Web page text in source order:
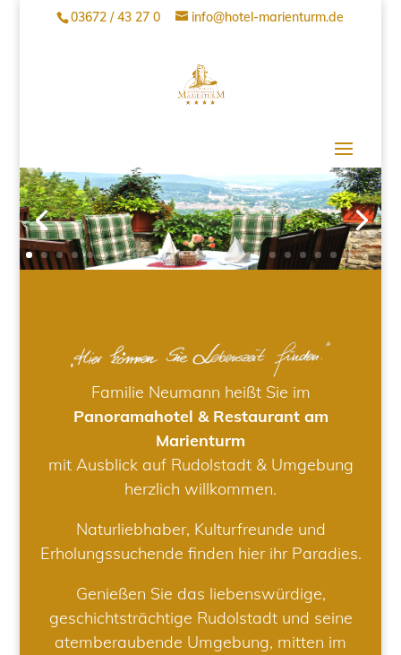
03672 / 43 27 0 info@hotel-marienturm.de
Familie Neumann heißt Sie im
Panoramahotel & Restaurant am
Marienturm
mit Ausblick auf Rudolstadt & Umgebung
herzlich willkommen.
Naturliebhaber, Kulturfreunde und
Erholungssuchende finden hier ihr Paradies.
Genießen Sie das liebenswürdige,
geschichtsträchtige Rudolstadt und seine
atemberaubende Umgebung, mitten im